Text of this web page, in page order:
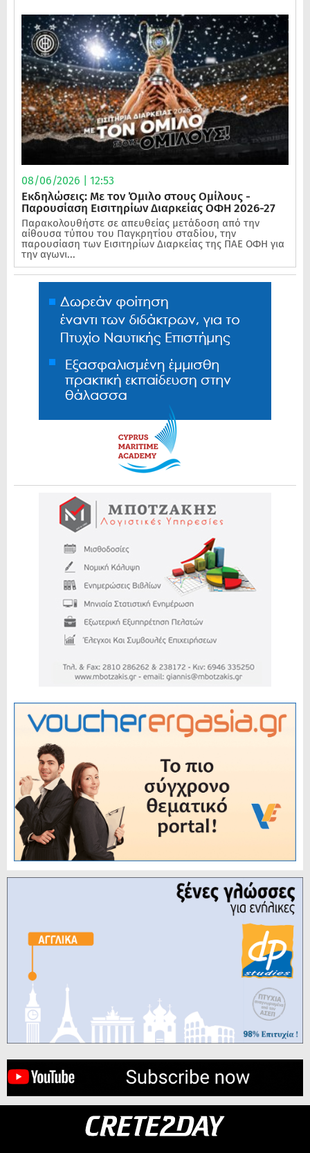
08/06/2026 | 12:53
Εκδηλώσεις: Με τον Όμιλο στους Ομίλους -
Παρουσίαση Εισιτηρίων Διαρκείας ΟΦΗ 2026-27
Παρακολουθήστε σε απευθείας μετάδοση από την
αίθουσα τύπου του Παγκρητίου σταδίου, την
παρουσίαση των Εισιτηρίων Διαρκείας της ΠΑΕ ΟΦΗ για
την αγωνι...